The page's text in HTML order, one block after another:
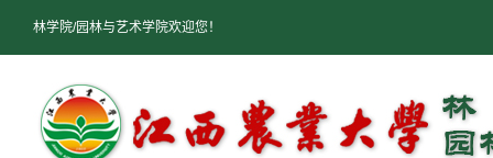
林学院/园林与艺术学院欢迎您！